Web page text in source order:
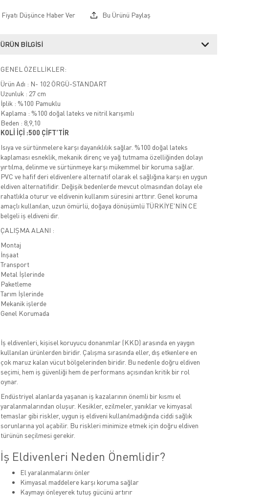
Fiyatı Düşünce Haber Ver Bu Ürünü Paylaş
ÜRÜN BILGISI
GENEL ÖZELLİKLER:
Ürün Adı : N- 102 ÖRGÜ-STANDART
Uzunluk : 27 cm
İplik : %100 Pamuklu
Kaplama : %100 doğal lateks ve nitril karışımlı
Beden : 8,9,10
KOLİ İÇİ :500 ÇİFT'TİR
Isıya ve sürtünmelere karşı dayanıklılık sağlar. %100 doğal lateks
kaplaması esneklik, mekanik direnç ve yağ tutmama özelliğinden dolayı
yırtılma, delinme ve sürtünmeye karşı mükemmel bir koruma sağlar.
PVC ve hafif deri eldivenlere alternatif olarak el sağlığına karşı en uygun
eldiven alternatifidir. Değişik bedenlerde mevcut olmasından dolayı ele
rahatlıkla oturur ve eldivenin kullanım süresini arttırır. Genel koruma
amaçlı kullanılan, uzun ömürlü, doğaya dönüşümlü TÜRKİYE'NİN CE
belgeli iş eldiveni dir.
ÇALIŞMA ALANI :
Montaj
İnşaat
Transport
Metal İşlerinde
Paketleme
Tarım İşlerinde
Mekanik işlerde
Genel Korumada
İş eldivenleri, kişisel koruyucu donanımlar (KKD) arasında en yaygın
kullanılan ürünlerden biridir. Çalışma sırasında eller, dış etkenlere en
çok maruz kalan vücut bölgelerinden biridir. Bu nedenle doğru eldiven
seçimi, hem iş güvenliği hem de performans açısından kritik bir rol
oynar.
Endüstriyel alanlarda yaşanan iş kazalarının önemli bir kısmı el
yaralanmalarından oluşur. Kesikler, ezilmeler, yanıklar ve kimyasal
temaslar gibi riskler, uygun iş eldiveni kullanılmadığında ciddi sağlık
sorunlarına yol açabilir. Bu riskleri minimize etmek için doğru eldiven
türünün seçilmesi gerekir.
İş Eldivenleri Neden Önemlidir?
El yaralanmalarını önler
Kimyasal maddelere karşı koruma sağlar
Kaymayı önleyerek tutuş gücünü artırır